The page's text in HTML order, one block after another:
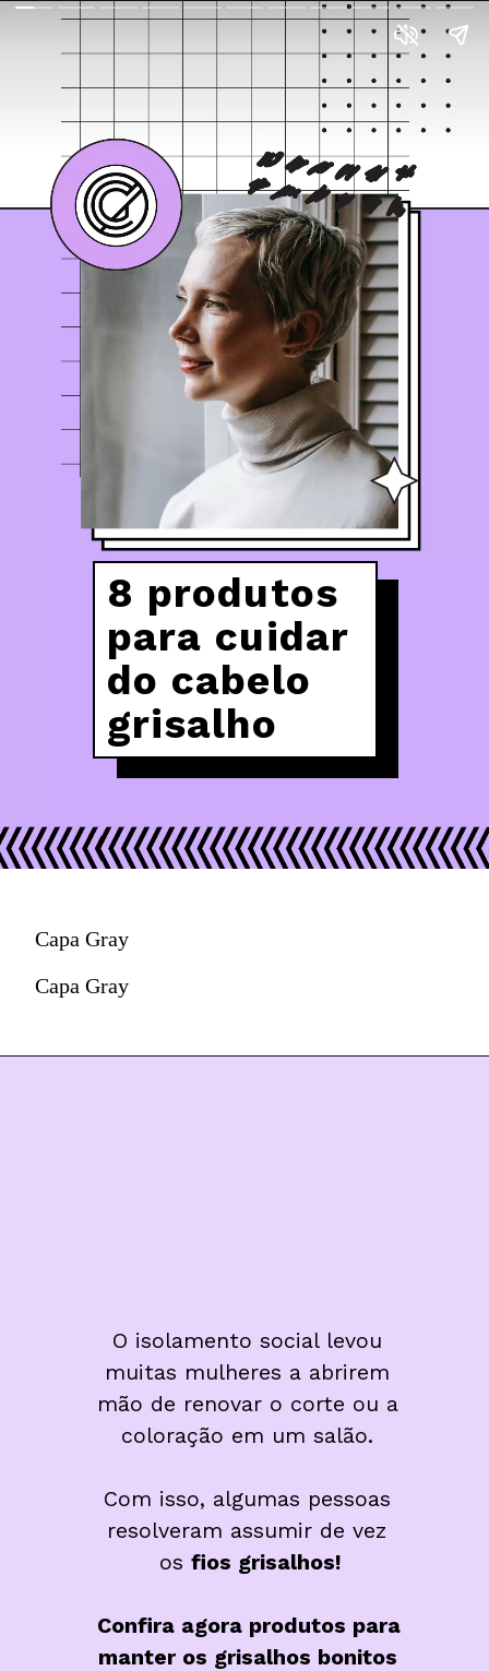
8 produtos
para cuidar
do cabelo
grisalho
Capa Gray
Capa Gray
O isolamento social levou
muitas mulheres a abrirem
mão de renovar o corte ou a
coloração em um salão.
Com isso, algumas pessoas
resolveram assumir de vez
os fios grisalhos!
Confira agora produtos para
manter os grisalhos bonitos